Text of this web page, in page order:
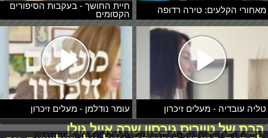
מאחורי הקלעים: טירה רדופה
חיית החושך - בעקבות הסיפורים
הקסומים
טליה עובדיה - מעלים זיכרון עומר נודלמן - מעלים זיכרון
הבת של טייריס גיבסון שרה אייל גולן